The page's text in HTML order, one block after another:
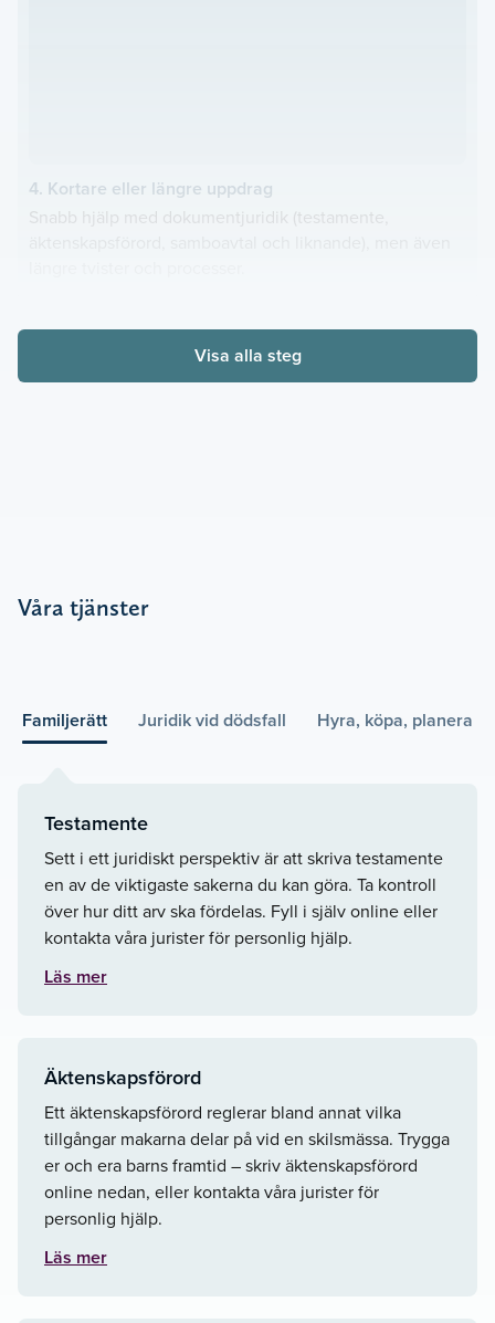
4. Kortare eller längre uppdrag
Snabb hjälp med dokumentjuridik (testamente,
Visa alla steg
Våra tjänster
Familjerätt Juridik vid dödsfall Hyra, köpa, planera
Testamente
Sett i ett juridiskt perspektiv är att skriva testamente
en av de viktigaste sakerna du kan göra. Ta kontroll
över hur ditt arv ska fördelas. Fyll i själv online eller
kontakta våra jurister för personlig hjälp.
Läs mer
Äktenskapsförord
Ett äktenskapsförord reglerar bland annat vilka
tillgångar makarna delar på vid en skilsmässa. Trygga
er och era barns framtid – skriv äktenskapsförord
online nedan, eller kontakta våra jurister för
personlig hjälp.
Läs mer